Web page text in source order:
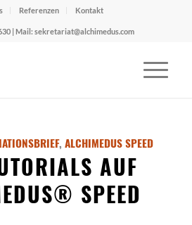
Referenzen Kontakt
| Mail: sekretariat@alchimedus.com
,ALCHIMEDUS SPEED
AUF
SPEED